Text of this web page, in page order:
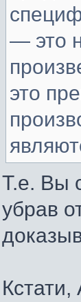
— это
это
Т.е. Вы
убрав